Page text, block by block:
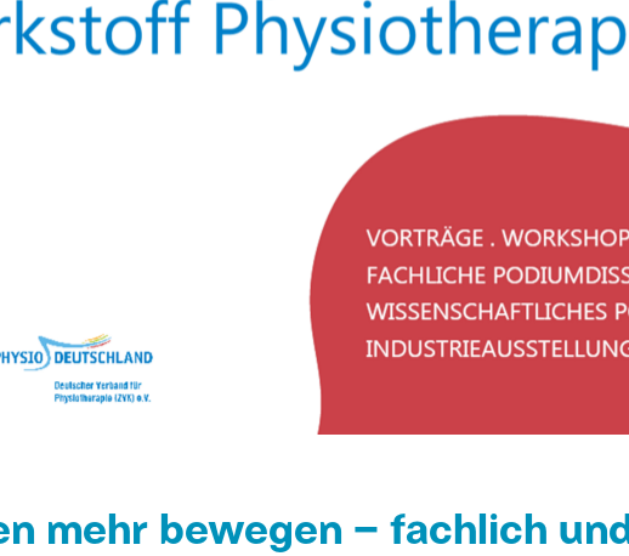
mehr bewegen – fachlich und